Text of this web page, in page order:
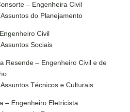
– Engenheira Civil
do Planejamento
Civil
Sociais
Resende – Engenheiro Civil e de
Técnicos e Culturais
– Engenheiro Eletricista